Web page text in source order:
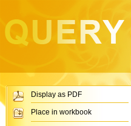
Display as PDF
Place in workbook